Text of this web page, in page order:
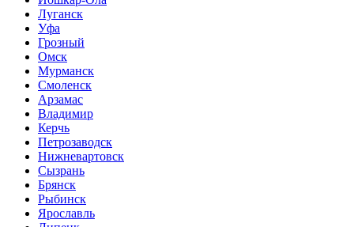
Луганск
Уфа
Грозный
Омск
Мурманск
Смоленск
Арзамас
Владимир
Керчь
Петрозаводск
Нижневартовск
Сызрань
Брянск
Рыбинск
Ярославль